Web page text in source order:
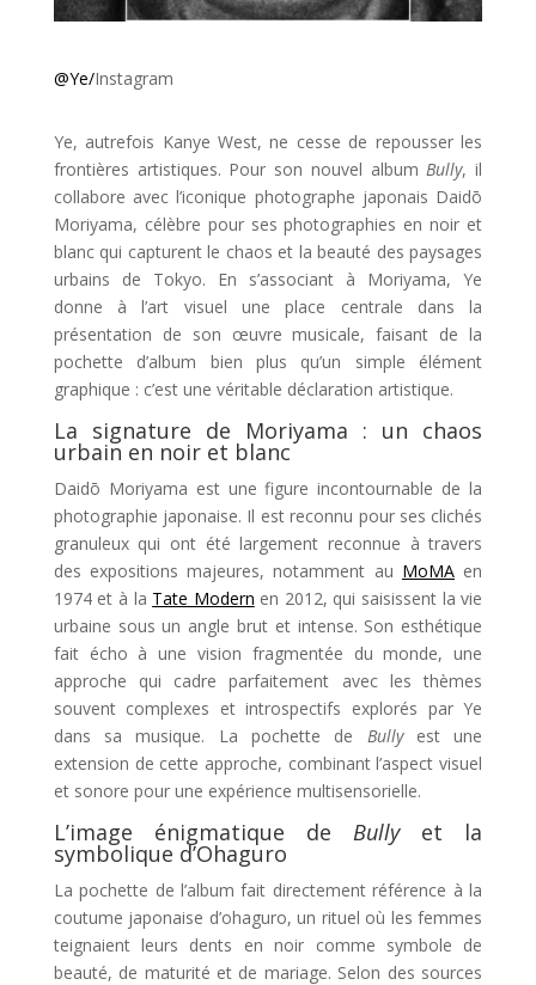
@Ye/Instagram
Ye, autrefois Kanye West, ne cesse de repousser les
frontières artistiques. Pour son nouvel album Bully, il
collabore avec l’iconique photographe japonais Daidō
Moriyama, célèbre pour ses photographies en noir et
blanc qui capturent le chaos et la beauté des paysages
urbains de Tokyo. En s’associant à Moriyama, Ye
donne à l’art visuel une place centrale dans la
présentation de son œuvre musicale, faisant de la
pochette d’album bien plus qu’un simple élément
graphique : c’est une véritable déclaration artistique.
La signature de Moriyama : un chaos
urbain en noir et blanc
Daidō Moriyama est une figure incontournable de la
photographie japonaise. Il est reconnu pour ses clichés
granuleux qui ont été largement reconnue à travers
des expositions majeures, notamment au MoMAen
1974 et à la Tate Modern en 2012, qui saisissent la vie
urbaine sous un angle brut et intense. Son esthétique
fait écho à une vision fragmentée du monde, une
approche qui cadre parfaitement avec les thèmes
souvent complexes et introspectifs explorés par Ye
dans sa musique. La pochette de Bullyest une
extension de cette approche, combinant l’aspect visuel
et sonore pour une expérience multisensorielle.
L’image énigmatique de Bullyet la
symbolique d’Ohaguro
La pochette de l’album fait directement référence à la
coutume japonaise d’ohaguro, un rituel où les femmes
teignaient leurs dents en noir comme symbole de
beauté, de maturité et de mariage. Selon des sources